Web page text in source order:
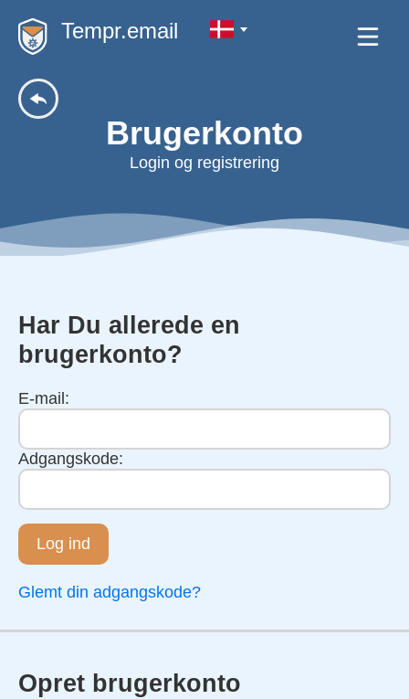
Tempr.email
Brugerkonto
Login og registrering
Har Du allerede en
brugerkonto?
E-mail:
Adgangskode:
Log ind
Glemt din adgangskode?
Opret brugerkonto